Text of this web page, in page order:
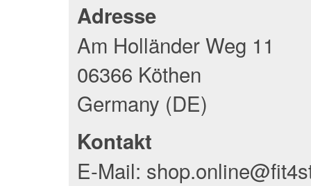
Adresse
Am Holländer Weg 11
06366 Köthen
Germany (DE)
Kontakt
E-Mail: